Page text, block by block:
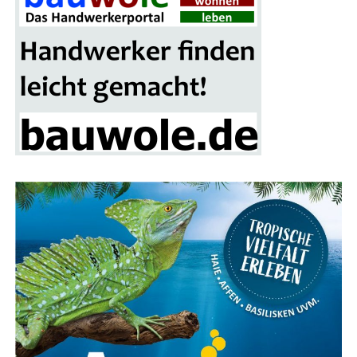
spiel, bei dem ein schi­cker Mitsu­bi­shi Colt als Haupt­ge­
winn winkt. Alle Besu­cher erhal­ten mit ihrer Ein­tritts­
kar­te einen Teil­nah­me-Cou­pon, der in die Los­box auf
dem Mes­se­ge­län­de ein­ge­wor­fen wer­den kann. Die Ver­lo­
sung des Haupt­prei­ses erfolgt am Ende der Bau­mes­se-
Sai­son im nächs­ten Frühjahr.
Fokus auf Pho­to­vol­ta­ik und Solaranlagen
Ein beson­de­rer Schwer­punkt der Bau­mes­se Lin­gen liegt
auf alter­na­ti­ven Ener­gie­quel­len, ins­be­son­de­re Pho­to­
vol­ta­ik und Solar­an­la­gen. Über ein Dut­zend Aus­stel­ler
prä­sen­tie­ren ihre inno­va­ti­ven Lösun­gen für die Strom­
erzeu­gung und Heiz­sys­te­me mit Son­nen­en­er­gie. Ergän­
zend dazu gibt es Anbie­ter von Wär­me­pum­pen, Dämm­
ma­te­ria­li­en und Bera­tungs­diens­te für ener­ge­ti­sche
Sanierungen.